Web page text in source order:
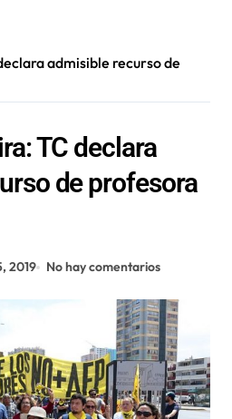
admisible recurso de
TC declara
de profesora
2019 No hay comentarios